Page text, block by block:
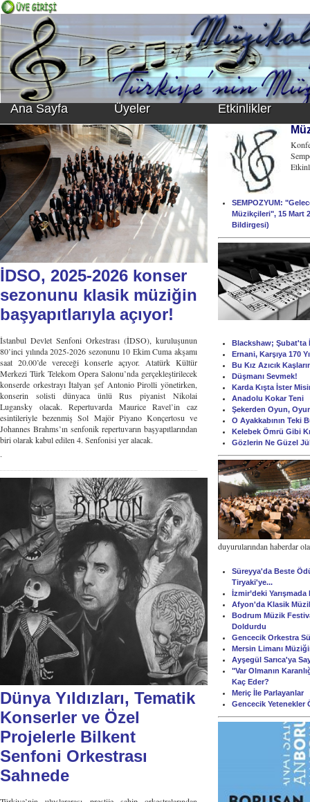
Ana Sayfa Üyeler Etkinlikler
İDSO, 2025-2026 konser
sezonunu klasik müziğin
başyapıtlarıyla açıyor!
İstanbul Devlet Senfoni Orkestrası (İDSO), kuruluşunun
80’inci yılında 2025-2026 sezonunu 10 Ekim Cuma akşamı
saat 20.00’de vereceği konserle açıyor. Atatürk Kültür
Merkezi Türk Telekom Opera Salonu’nda gerçekleştirilecek
konserde orkestrayı İtalyan şef Antonio Pirolli yönetirken,
konserin solisti dünyaca ünlü Rus piyanist Nikolai
Lugansky olacak. Repertuvarda Maurice Ravel’in caz
esintileriyle bezenmiş Sol Majör Piyano Konçertosu ve
Johannes Brahms’ın senfonik repertuvarın başyapıtlarından
biri olarak kabul edilen 4. Senfonisi yer alacak.
Dünya Yıldızları, Tematik
Konserler ve Özel
Projelerle Bilkent
Senfoni Orkestrası
Sahnede
SEMPOZYUM:
Müzikçileri", 15 Mart
Bildirgesi)
Blackshaw; Şubat'ta
Ernani, Karşıya 170
Bu Kız Azıcık
Düşmanı Sevmek!
Karda Kışta İster
Anadolu Kokar Teni
Şekerden Oyun,
O Ayakkabının Teki
Kelebek Ömrü Gibi
Gözlerin Ne Güzel
duyurularından haberdar
Süreyya'da Beste
Tiryaki'ye...
İzmir’deki Yarışmada
Afyon'da Klasik
Bodrum Müzik
Doldurdu
Gencecik Orkestra
Mersin Limanı
Ayşegül Sarıca'ya
"Var Olmanın
Kaç Eder?
Meriç İle Parlayanlar
Gencecik Yetenekler